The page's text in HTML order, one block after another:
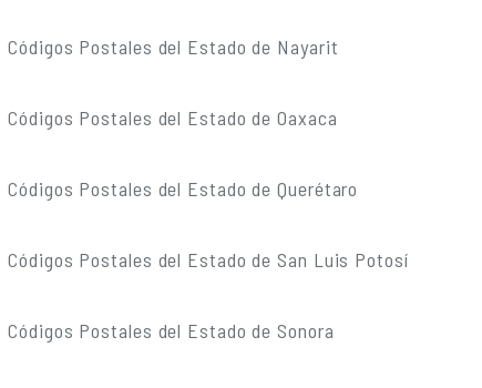
Códigos Postales del Estado de Nayarit
Códigos Postales del Estado de Oaxaca
Códigos Postales del Estado de Querétaro
Códigos Postales del Estado de San Luis Potosí
Códigos Postales del Estado de Sonora